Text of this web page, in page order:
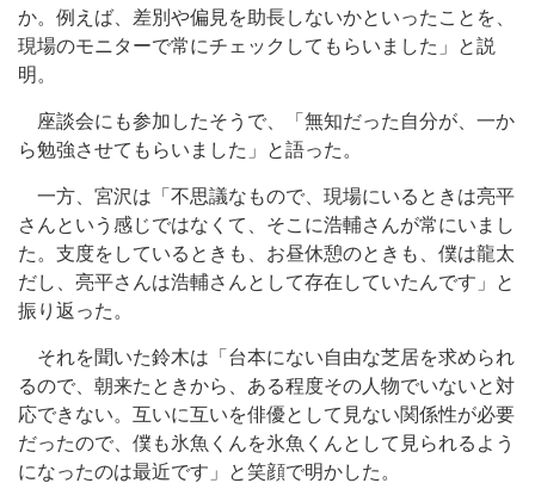
か。例えば、差別や偏見を助長しないかといったことを、
現場のモニターで常にチェックしてもらいました」と説
明。
座談会にも参加したそうで、「無知だった自分が、一か
ら勉強させてもらいました」と語った。
一方、宮沢は「不思議なもので、現場にいるときは亮平
さんという感じではなくて、そこに浩輔さんが常にいまし
た。支度をしているときも、お昼休憩のときも、僕は龍太
だし、亮平さんは浩輔さんとして存在していたんです」と
振り返った。
それを聞いた鈴木は「台本にない自由な芝居を求められ
るので、朝来たときから、ある程度その人物でいないと対
応できない。互いに互いを俳優として見ない関係性が必要
だったので、僕も氷魚くんを氷魚くんとして見られるよう
になったのは最近です」と笑顔で明かした。